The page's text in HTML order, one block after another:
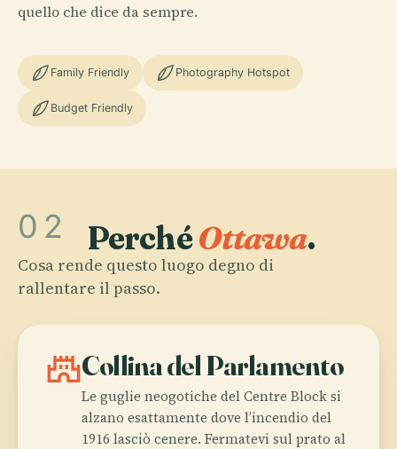
quello che dice da sempre.
Family Friendly Photography Hotspot
Budget Friendly
02 PerchéOttawa.
Cosa rende questo luogo degno di
rallentare il passo.
castleCollina del Parlamento
Le guglie neogotiche del Centre Block si
alzano esattamente dove l’incendio del
1916 lasciò cenere. Fermatevi sul prato al